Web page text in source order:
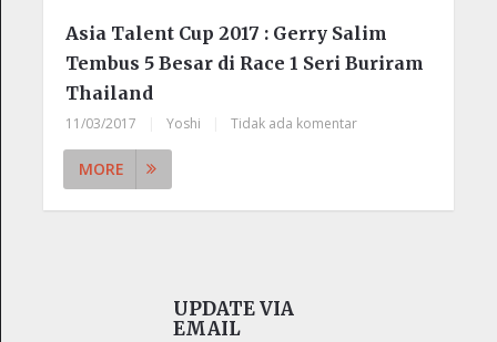
Asia Talent Cup 2017 : Gerry Salim
Tembus 5 Besar di Race 1 Seri Buriram
Thailand
11/03/2017 Yoshi Tidak ada komentar
MORE
UPDATE VIA
EMAIL